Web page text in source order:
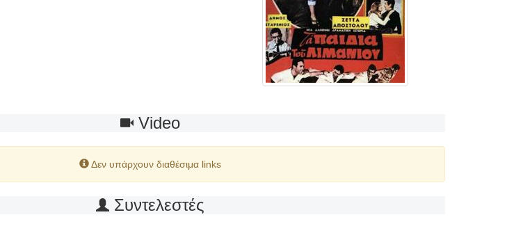
Video
Δεν υπάρχουν διαθέσιμα links
Συντελεστές